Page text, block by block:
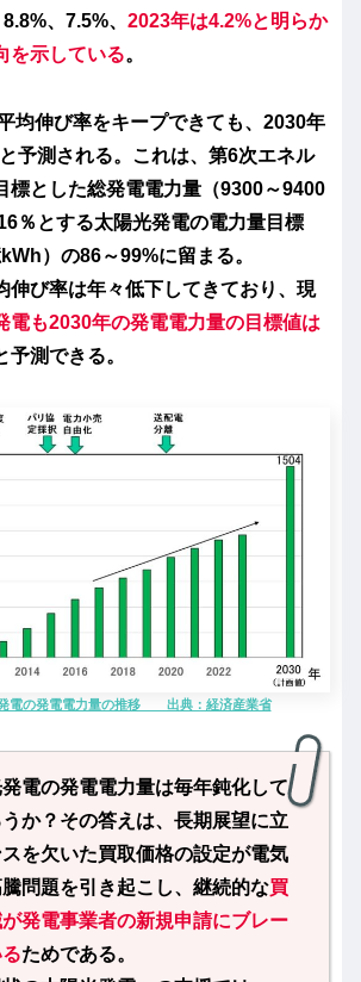
、7.5%、 2023年は4.2%と明らか
を示している。
均伸び率をキープできても、 2030年
予測される。これは、第6次エネル
標とした総発電電力量（9300～9400
％とする太陽光発電の電力量目標
）の86～99%に留まる。
び率は年々低下してきており、現
電も2030年の発電電力量の目標値は
予測できる。
電の発電電力量の推移 出典：経済産業省
電の発電電力量は毎年鈍化して
か？その答えは、長期展望に立
を欠いた買取価格の設定が電気
問題を引き起こし、継続的な買
発電事業者の新規申請にブレー
ためである。